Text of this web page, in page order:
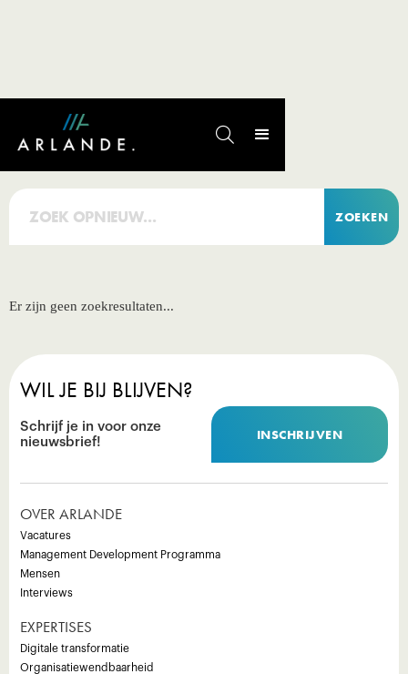

Zoekresultaten
Er zijn geen zoekresultaten...
WIL JE BIJ BLIJVEN?
Schrijf je in voor onze
nieuwsbrief!
INSCHRIJVEN
OVER ARLANDE
Vacatures
Management Development Programma
Mensen
Interviews
EXPERTISES
Digitale transformatie
Organisatiewendbaarheid